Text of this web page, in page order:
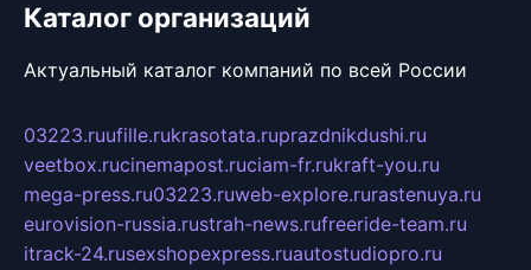
Каталог организаций
Актуальный каталог компаний по всей России
03223.ruufille.rukrasotata.ruprazdnikdushi.ru
veetbox.rucinemapost.ruciam-fr.rukraft-you.ru
mega-press.ru03223.ruweb-explore.rurastenuya.ru
eurovision-russia.rustrah-news.rufreeride-team.ru
itrack-24.rusexshopexpress.ruautostudiopro.ru